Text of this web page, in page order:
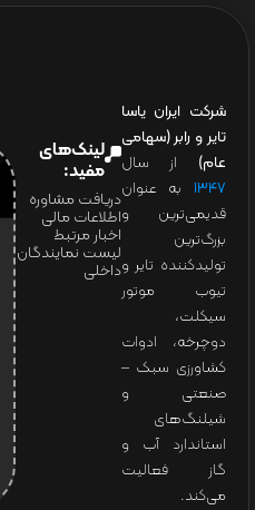
شرکت ایران یاسا
تایر و رابر (سهامی
عام) از سال
۱۳۴۷ به عنوان
قدیمی‌ترین و
بزرگ‌ترین
تولیدکننده تایر و
تیوب موتور
سیکلت،
دوچرخه، ادوات
کشاورزی سبک –
صنعتی و
شیلنگ‌های
استاندارد آب و
گاز فعالیت
می‌کند.
لینک‌های
مفید:
دریافت مشاوره
اطلاعات مالی
اخبار مرتبط
لیست نمایندگان
داخلی